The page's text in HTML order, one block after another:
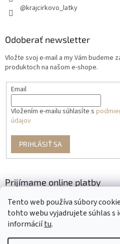
Tento web používa súbory
tohto webu vyjadrujete súhlas s
informáciítu.
@krajcirkovo_latky
Odoberať newsletter
Vložte svoj e-mail a my Vám budeme
produktoch na našom e-shope.
Email
Vložením e-mailu súhlasíte s
údajov
PRIHLÁSIŤ SA
Prijímame online platby